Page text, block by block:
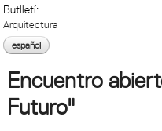
Butlletí:
Arquitectura
español
Encuentro
Futuro"